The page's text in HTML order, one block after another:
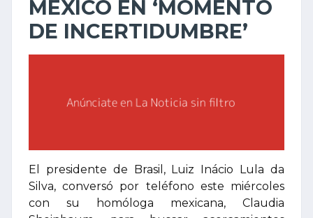
MÉXICO EN ‘MOMENTO
DE INCERTIDUMBRE’
El presidente de Brasil, Luiz Inácio Lula da
Silva, conversó por teléfono este miércoles
con su homóloga mexicana, Claudia